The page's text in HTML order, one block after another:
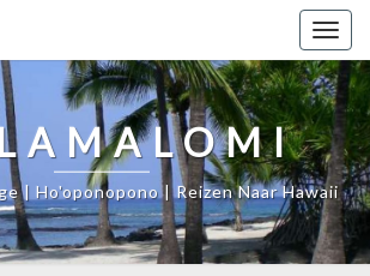
| Ho'oponopono | Reizen Naar Hawaii